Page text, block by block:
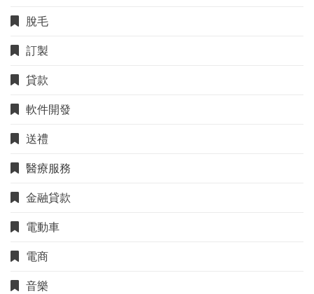
脫毛
訂製
貸款
軟件開發
送禮
醫療服務
金融貸款
電動車
電商
音樂